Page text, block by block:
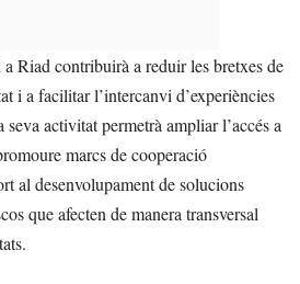
Riad contribuirà a reduir les bretxes de
i a facilitar l’intercanvi d’experiències
activitat permetrà ampliar l’accés a
marcs de cooperació
al desenvolupament de solucions
que afecten de manera transversal